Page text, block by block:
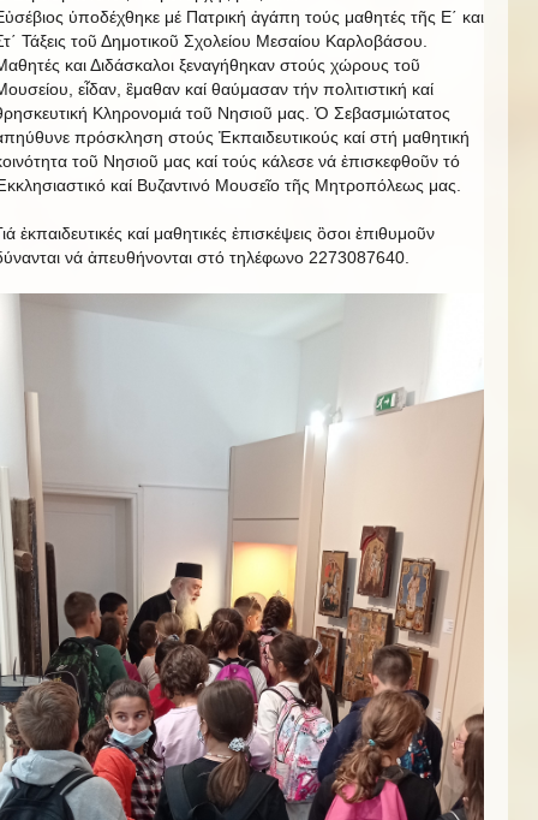
ὑποδέχθηκε μέ Πατρική ἀγάπη τούς μαθητές τῆς Ε΄ και
Τάξεις τοῦ Δημοτικοῦ Σχολείου Μεσαίου Καρλοβάσου.
και Διδάσκαλοι ξεναγήθηκαν στούς χώρους τοῦ
εἶδαν, ἒμαθαν καί θαύμασαν τήν πολιτιστική καί
Κληρονομιά τοῦ Νησιοῦ μας. Ὁ Σεβασμιώτατος
πρόσκληση στούς Ἐκπαιδευτικούς καί στή μαθητική
τοῦ Νησιοῦ μας καί τούς κάλεσε νά ἐπισκεφθοῦν τό
καί Βυζαντινό Μουσεῖο τῆς Μητροπόλεως μας.
ἐκπαιδευτικές καί μαθητικές ἐπισκέψεις ὃσοι ἐπιθυμοῦν
νά ἀπευθήνονται στό τηλέφωνο 2273087640.